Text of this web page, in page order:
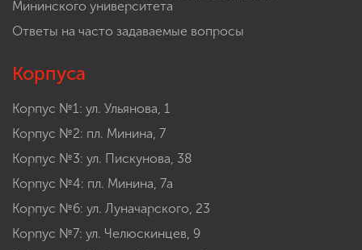
Мининского университета
Ответы на часто задаваемые вопросы
Корпуса
Корпус №1: ул. Ульянова, 1
Корпус №2: пл. Минина, 7
Корпус №3: ул. Пискунова, 38
Корпус №4: пл. Минина, 7а
Корпус №6: ул. Луначарского, 23
Корпус №7: ул. Челюскинцев, 9